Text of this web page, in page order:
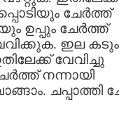
ചേര്‍ത്ത്
ഉപ്പും ചേര്‍ത്ത്
ഇല
വേവിച്ചു
നന്നായി
ചപ്പാത്തി